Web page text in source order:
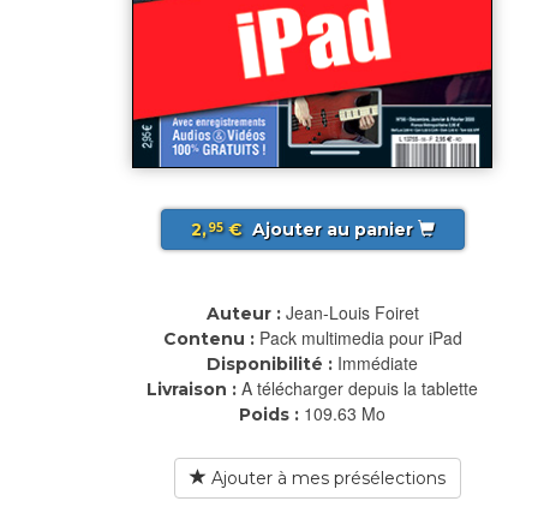
2,95€ Ajouter au panier
Auteur : Jean-Louis Foiret
Contenu : Pack multimedia pour iPad
Disponibilité : Immédiate
Livraison : A télécharger depuis la tablette
Poids : 109.63 Mo
Ajouter à mes présélections